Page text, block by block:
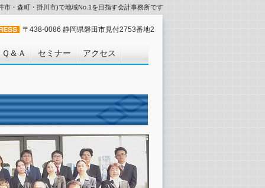
・森町・掛川市)で地域No.1を目指す会計事務所です
〒438-0086 静岡県磐田市見付2753番地2
Ｑ＆Ａ セミナー アクセス